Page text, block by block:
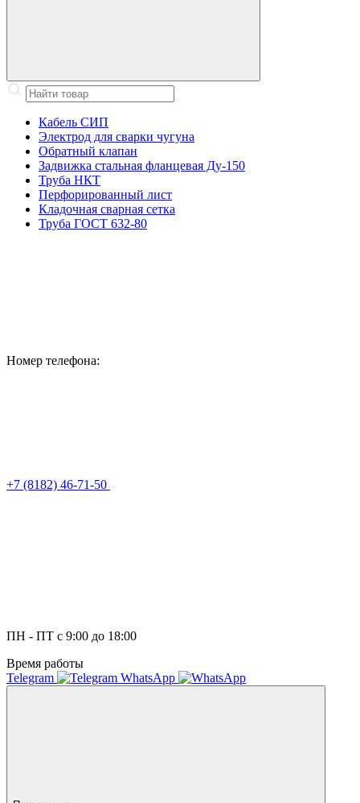
Кабель СИП
Электрод для сварки чугуна
Обратный клапан
Задвижка стальная фланцевая Ду-150
Труба НКТ
Перфорированный лист
Кладочная сварная сетка
Труба ГОСТ 632-80
Номер телефона:
+7 (8182) 46-71-50
ПН - ПТ с 9:00 до 18:00
Время работы
Telegram
WhatsApp